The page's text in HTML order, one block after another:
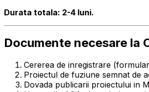
Durata totala: 2-4 luni.
Documente necesare la
Cererea de inregistrare
Proiectul de fuziune semnat de
Dovada publicarii proiectului in